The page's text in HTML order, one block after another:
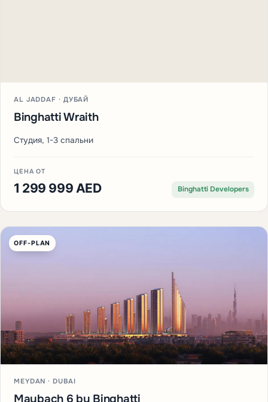
AL JADDAF · ДУБАЙ
Binghatti Wraith
Студия, 1-3 спальни
ЦЕНА ОТ
1 299 999 AED Binghatti Developers
OFF-PLAN
MEYDAN · DUBAI